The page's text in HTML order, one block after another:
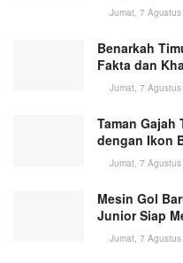
Jumat, 7
Benarkah
Fakta dan
Jumat, 7
Taman Gajah
dengan Ikon
Jumat, 7
Mesin Gol
Junior Siap
Jumat, 7